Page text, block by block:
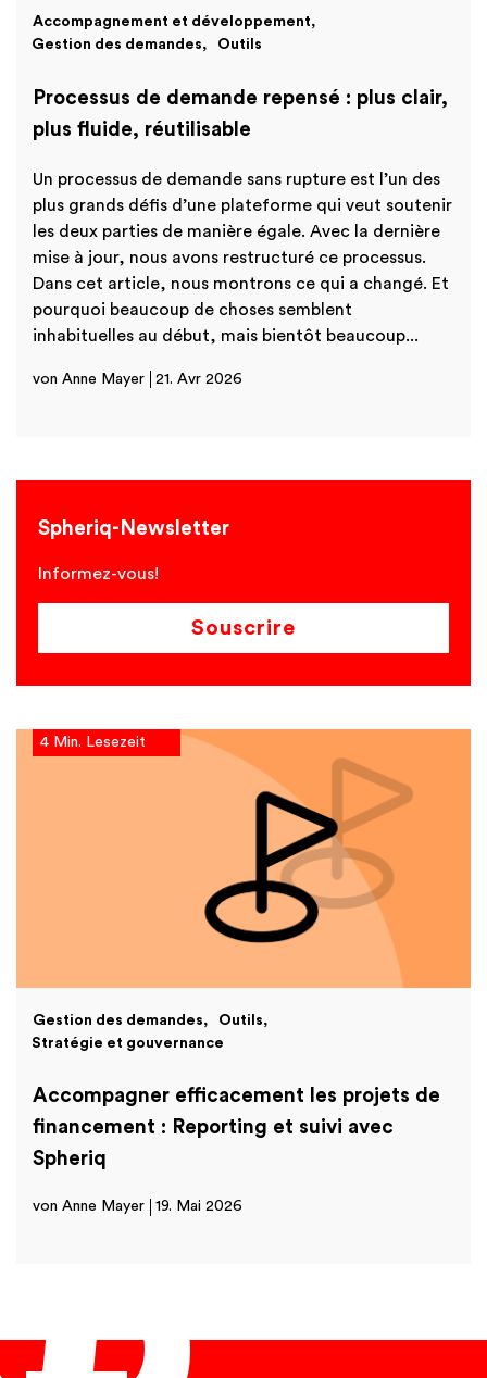
International
Accompagnement et développement
Gestion des demandes
Outils
Processus de demande repensé : plus clair,
plus fluide, réutilisable
Un processus de demande sans rupture est l’un des
plus grands défis d’une plateforme qui veut soutenir
les deux parties de manière égale. Avec la dernière
mise à jour, nous avons restructuré ce processus.
Dans cet article, nous montrons ce qui a changé. Et
pourquoi beaucoup de choses semblent
inhabituelles au début, mais bientôt beaucoup...
von Anne Mayer 21. Avr 2026
Spheriq-Newsletter
Informez-vous!
Souscrire
4 Min. Lesezeit
Gestion des demandes
Outils
Stratégie et gouvernance
Accompagner efficacement les projets de
financement : Reporting et suivi avec
Spheriq
von Anne Mayer 19. Mai 2026